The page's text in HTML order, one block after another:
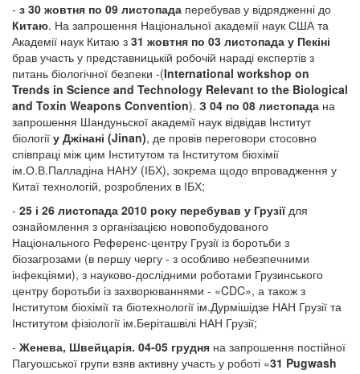
- з 30 жовтня по 09 листопада перебував у відрядженні до
Китаю. На запрошення Національної академії наук США та
Академії наук Китаю з 31 жовтня по 03 листопада у Пекіні
брав участь у представницькій робочій нараді експертів з
питань біологічної безпеки -(International workshop on
Trends in Science and Technology Relevant to the Biological
and Toxin Weapons Convention). З 04 по 08 листопада на
запрошення Шандуньскої академії наук відвідав Інститут
біології у Джінані (Jinan), де провів переговори стосовно
співпраці між цим Інститутом та Інститутом біохімії
ім.О.В.Палладіна НАНУ (ІБХ), зокрема щодо впровадження у
Китаї технологій, розроблених в ІБХ;
- 25 і 26 листопада 2010 року перебував у Грузіїдля
ознайомлення з організацією новопобудованого
Національного Референс-центру Грузії із боротьби з
біозагрозами (в першу чергу - з особливо небезпечними
інфекціями), з науково-дослідними роботами Грузинського
центру боротьби із захворюваннями - «CDC», а також з
Інститутом біохімії та біотехнології ім.Дурмішідзе НАН Грузії та
Інститутом фізіології ім.Беріташвілі НАН Грузії;
- Женева, Швейцарія. 04-05 грудня на запрошення постійної
Пагуошської групи взяв активну участь у роботі «31 Pugwash